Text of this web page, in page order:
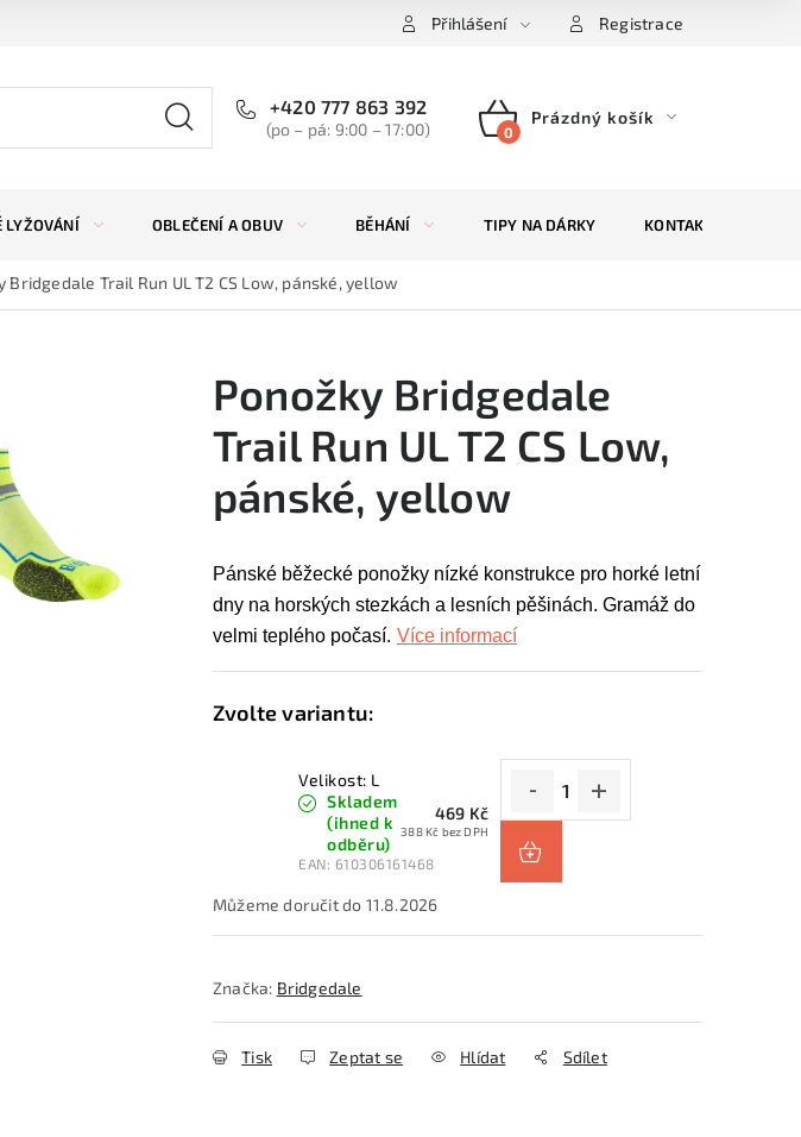
Přihlášení Registrace
+420 777 863 392
(po – pá: 9:00 – 17:00)
NÁKUPNÍ
Prázdný košík
LYŽOVÁNÍ OBLEČENÍ A OBUV BĚHÁNÍ TIPY NA DÁRKY KONTAKTY
Bridgedale Trail Run UL T2 CS Low, pánské, yellow
Ponožky Bridgedale
Trail Run UL T2 CS Low,
pánské, yellow
Pánské běžecké ponožky nízké konstrukce pro horké letní
dny na horských stezkách a lesních pěšinách. Gramáž do
velmi teplého počasí. Více informací
Velikost: L
Skladem
(ihned k
odběru)
EAN: 610306161468
469 Kč
388 Kč bez DPH
11.8.2026
Značka: Bridgedale
Tisk Zeptat se Hlídat Sdílet